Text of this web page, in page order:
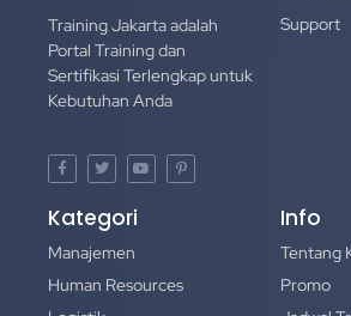
Training Jakarta adalah
Portal Training dan
Sertifikasi Terlengkap untuk
Kebutuhan Anda
Support
Kategori
Manajemen
Human Resources
Info
Tentang
Promo